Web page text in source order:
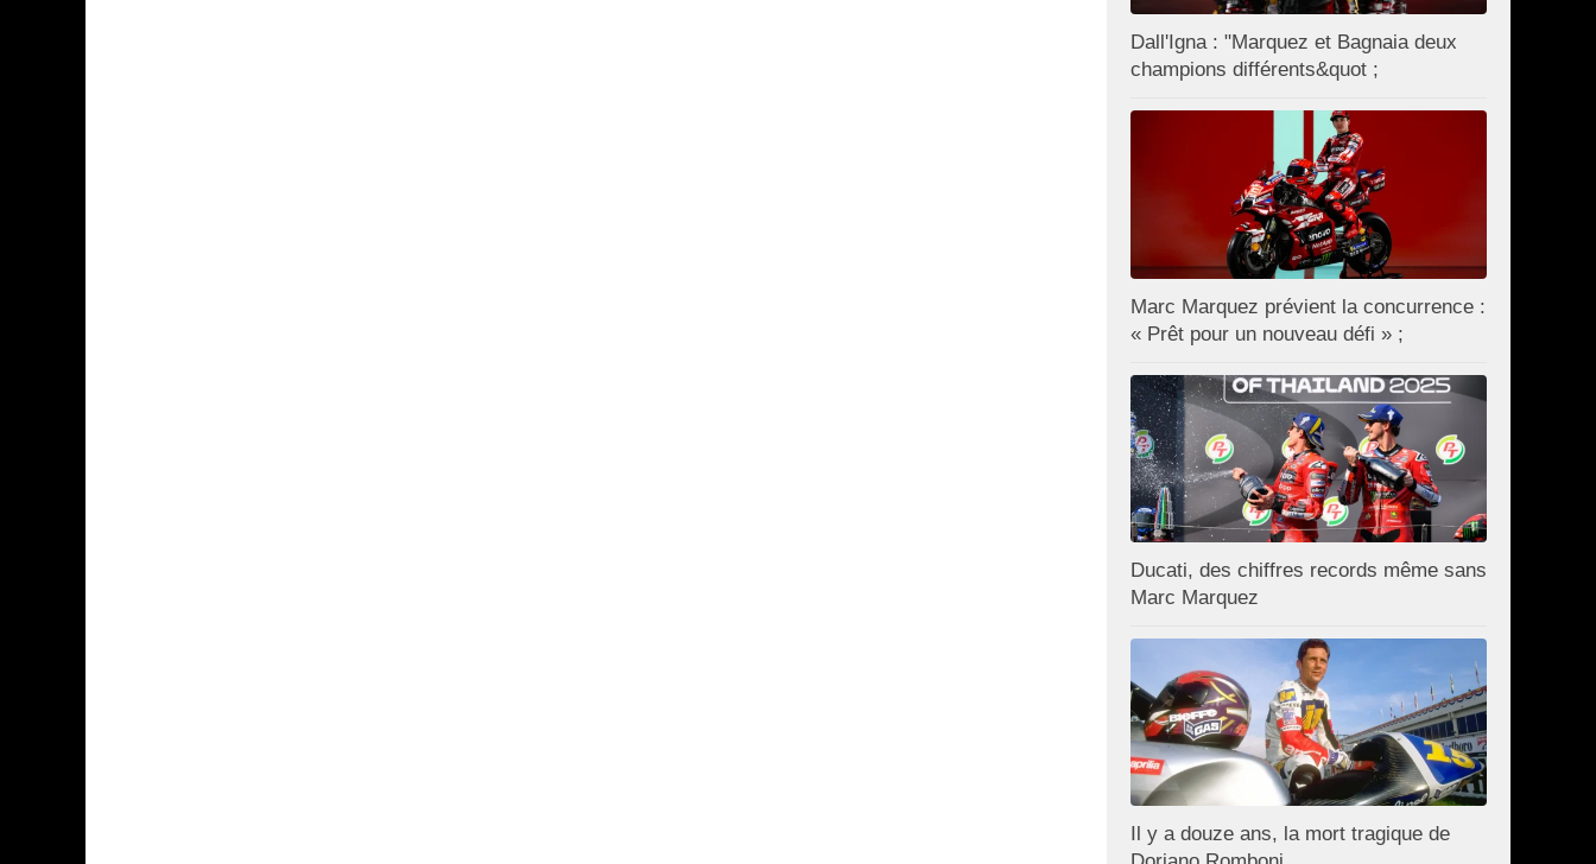
Dall'Igna : "Marquez et Bagnaia deux
champions différents&quot ;
Marc Marquez prévient la concurrence :
« Prêt pour un nouveau défi » ;
Ducati, des chiffres records même sans
Marc Marquez
Il y a douze ans, la mort tragique de